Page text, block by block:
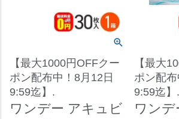
【最大1000円OFFクー
ポン配布中！8月12日
9:59迄】.
ワンデー アキュビ
【最大
ポン配
9:59迄】.
ワン